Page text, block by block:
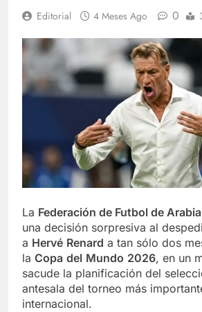
Editorial 4 Meses Ago 0
La Federación de Futbol de
una decisión sorpresiva al
a Hervé Renard a tan sólo dos
la Copa del Mundo 2026, en un
sacude la planificación del
antesala del torneo más
internacional.